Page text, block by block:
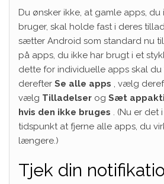
Du ønsker ikke, at gamle apps,
bruger, skal holde fast i deres
sætter Android som standard nu
på apps, du ikke har brugt i et
dette for individuelle apps skal
derefter Se alle apps , vælg
vælg Tilladelser og Sæt
hvis den ikke bruges . (Nu er det
tidspunkt at fjerne alle apps, du
længere.)
Tjek din